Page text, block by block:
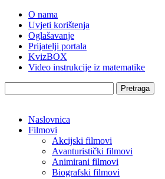
O nama
Uvjeti korištenja
Oglašavanje
Prijatelji portala
KvizBOX
Video instrukcije iz matematike
Pretraga
Naslovnica
Filmovi
Akcijski filmovi
Avanturistički filmovi
Animirani filmovi
Biografski filmovi